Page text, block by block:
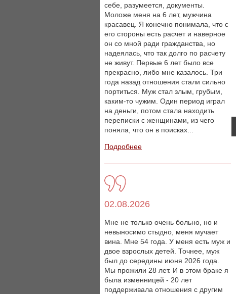
себе, разумеется, документы.
Моложе меня на 6 лет, мужчина
красавец. Я конечно понимала, что с
его стороны есть расчет и наверное
он со мной ради гражданства, но
надеялась, что так долго по расчету
не живут. Первые 6 лет было все
прекрасно, либо мне казалось. Три
года назад отношения стали сильно
портиться. Муж стал злым, грубым,
каким-то чужим. Один период играл
на деньги, потом стала находить
переписки с женщинами, из чего
поняла, что он в поисках...
Подробнее
02.08.2026
Мне не только очень больно, но и
невыносимо стыдно, меня мучает
вина. Мне 54 года. У меня есть муж и
двое взрослых детей. Точнее, муж
был до середины июня 2026 года.
Мы прожили 28 лет. И в этом браке я
была изменницей - 20 лет
поддерживала отношения с другим